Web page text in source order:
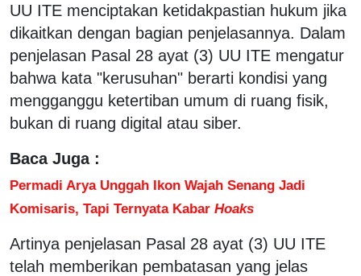
UU ITE menciptakan ketidakpastian hukum jika
dikaitkan dengan bagian penjelasannya. Dalam
penjelasan Pasal 28 ayat (3) UU ITE mengatur
bahwa kata "kerusuhan" berarti kondisi yang
mengganggu ketertiban umum di ruang fisik,
bukan di ruang digital atau siber.
Baca Juga :
Permadi Arya Unggah Ikon Wajah Senang Jadi
Komisaris, Tapi Ternyata Kabar Hoaks
Artinya penjelasan Pasal 28 ayat (3) UU ITE
telah memberikan pembatasan yang jelas